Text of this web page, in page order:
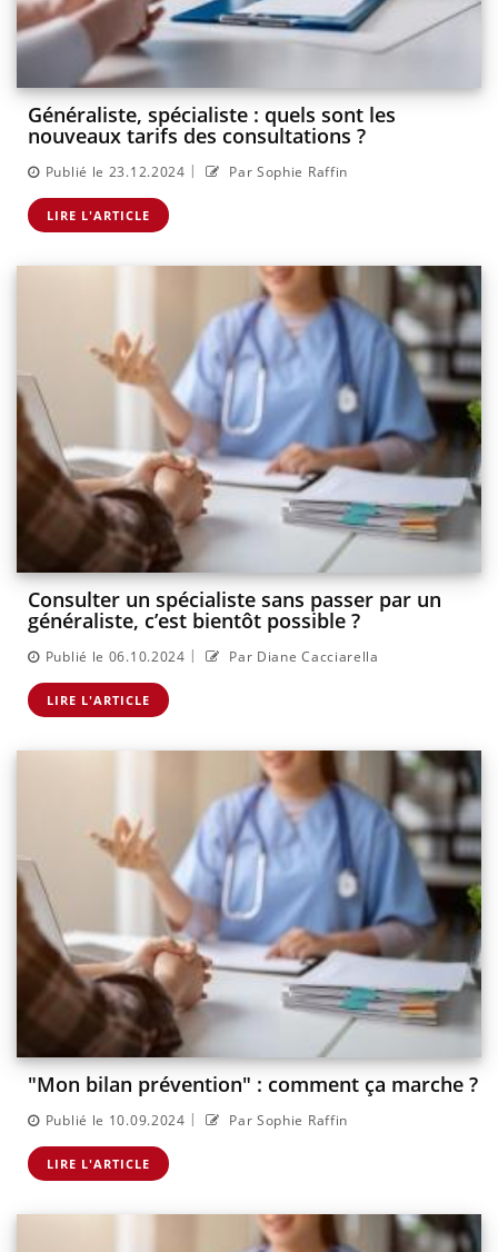
Généraliste, spécialiste : quels sont les
nouveaux tarifs des consultations ?
Publié le 23.12.2024 | Par Sophie Raffin
LIRE L'ARTICLE
Consulter un spécialiste sans passer par un
généraliste, c’est bientôt possible ?
Publié le 06.10.2024 | Par Diane Cacciarella
LIRE L'ARTICLE
"Mon bilan prévention" : comment ça marche ?
Publié le 10.09.2024 | Par Sophie Raffin
LIRE L'ARTICLE